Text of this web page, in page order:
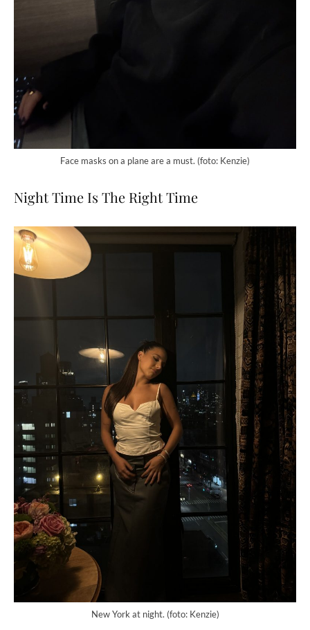
Face masks on a plane are a must. (foto: Kenzie)
Night Time Is The Right Time
New York at night. (foto: Kenzie)